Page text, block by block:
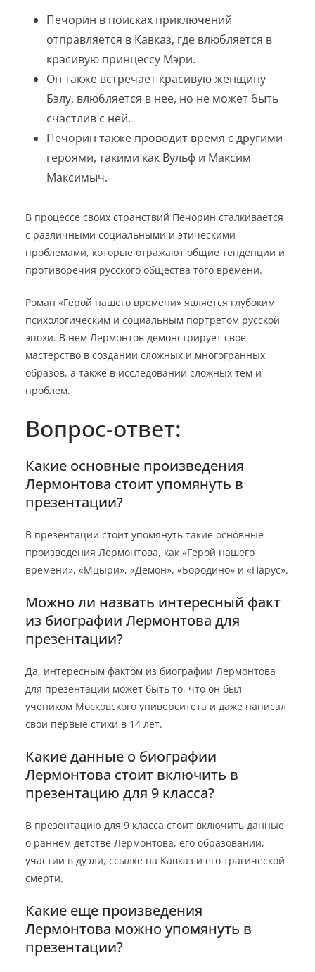
Печорин в поисках приключений
отправляется в Кавказ, где влюбляется в
красивую принцессу Мэри.
Он также встречает красивую женщину
Бэлу, влюбляется в нее, но не может быть
счастлив с ней.
Печорин также проводит время с другими
героями, такими как Вульф и Максим
Максимыч.
В процессе своих странствий Печорин сталкивается
с различными социальными и этическими
проблемами, которые отражают общие тенденции и
противоречия русского общества того времени.
Роман «Герой нашего времени» является глубоким
психологическим и социальным портретом русской
эпохи. В нем Лермонтов демонстрирует свое
мастерство в создании сложных и многогранных
образов, а также в исследовании сложных тем и
проблем.
Вопрос-ответ:
Какие основные произведения
Лермонтова стоит упомянуть в
презентации?
В презентации стоит упомянуть такие основные
произведения Лермонтова, как «Герой нашего
времени», «Мцыри», «Демон», «Бородино» и «Парус».
Можно ли назвать интересный факт
из биографии Лермонтова для
презентации?
Да, интересным фактом из биографии Лермонтова
для презентации может быть то, что он был
учеником Московского университета и даже написал
свои первые стихи в 14 лет.
Какие данные о биографии
Лермонтова стоит включить в
презентацию для 9 класса?
В презентацию для 9 класса стоит включить данные
о раннем детстве Лермонтова, его образовании,
участии в дуэли, ссылке на Кавказ и его трагической
смерти.
Какие еще произведения
Лермонтова можно упомянуть в
презентации?